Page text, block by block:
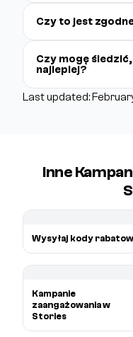
Czy to jest
Czy mogę
najlepiej?
Last updated:
Inne
Wysyłaj kody
Kampanie
zaangażowania w
Stories